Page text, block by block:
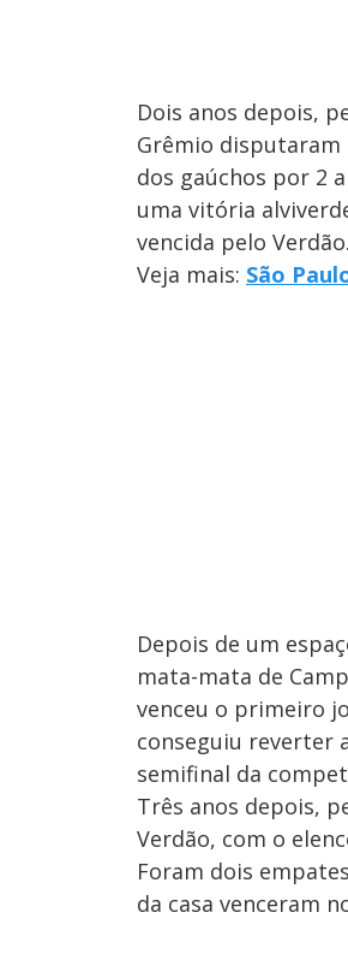
Dois anos depois,
Grêmio
dos gaúchos por 2
uma vitória
vencida pelo Verdão.
Veja mais: São
Depois de um
mata-mata de
venceu o primeiro
conseguiu reverter
semifinal da
Três anos depois,
Verdão, com o
Foram dois
da casa venceram